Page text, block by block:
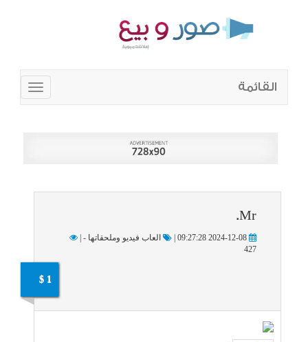
Toggle
navigation
القائمة
العاب فيديو وملحقاتها - |